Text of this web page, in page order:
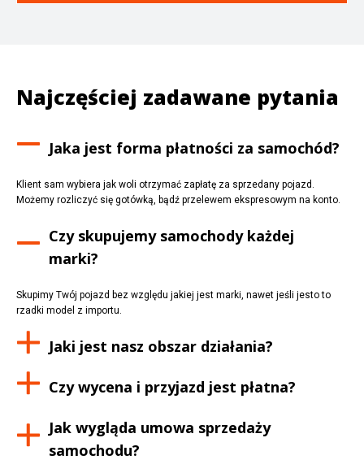
Najczęściej zadawane pytania
Jaka jest forma płatności za samochód?
Klient sam wybiera jak woli otrzymać zapłatę za sprzedany pojazd.
Możemy rozliczyć się gotówką, bądź przelewem ekspresowym na konto.
Czy skupujemy samochody każdej
marki?
Skupimy Twój pojazd bez względu jakiej jest marki, nawet jeśli jesto to
rzadki model z importu.
Jaki jest nasz obszar działania?
Czy wycena i przyjazd jest płatna?
Jak wygląda umowa sprzedaży
samochodu?